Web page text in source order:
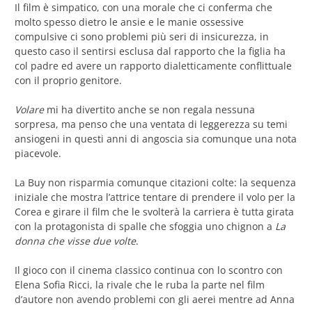
Il film è simpatico, con una morale che ci conferma che
molto spesso dietro le ansie e le manie ossessive
compulsive ci sono problemi più seri di insicurezza, in
questo caso il sentirsi esclusa dal rapporto che la figlia ha
col padre ed avere un rapporto dialetticamente conflittuale
con il proprio genitore.
Volaremi ha divertito anche se non regala nessuna
sorpresa, ma penso che una ventata di leggerezza su temi
ansiogeni in questi anni di angoscia sia comunque una nota
piacevole.
La Buy non risparmia comunque citazioni colte: la sequenza
iniziale che mostra l’attrice tentare di prendere il volo per la
Corea e girare il film che le svolterà la carriera è tutta girata
con la protagonista di spalle che sfoggia uno chignon a La
donna che visse due volte.
Il gioco con il cinema classico continua con lo scontro con
Elena Sofia Ricci, la rivale che le ruba la parte nel film
d’autore non avendo problemi con gli aerei mentre ad Anna